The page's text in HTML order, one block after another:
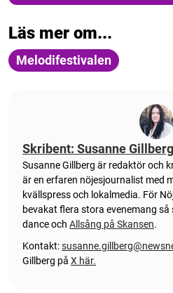
Läs mer om...
Melodifestivalen
Skribent: Susanne Gillberg
Susanne Gillberg är redaktör och
är en erfaren nöjesjournalist med
kvällspress och lokalmedia. För
bevakat flera stora evenemang så
dance och Allsång på Skansen.
Kontakt:
Gillberg på X här.